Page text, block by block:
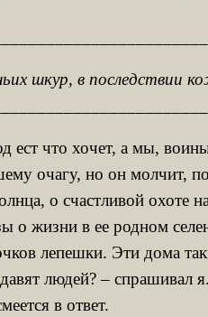
шкур, в последствии
ест что хочет, а мы,
очагу, но он молчит,
о счастливой
о жизни в ее родном
лепешки. Эти дома
людей? – спрашивал
в ответ.